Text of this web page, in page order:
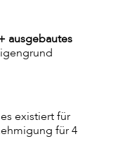
ausgebautes
existiert für
für 4